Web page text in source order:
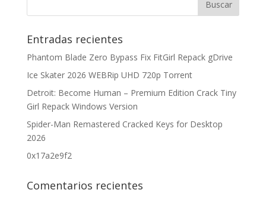
Entradas recientes
Phantom Blade Zero Bypass Fix FitGirl Repack gDrive
Ice Skater 2026 WEBRip UHD 720p Torrent
Detroit: Become Human – Premium Edition Crack Tiny
Girl Repack Windows Version
Spider-Man Remastered Cracked Keys for Desktop
2026
0x17a2e9f2
Comentarios recientes